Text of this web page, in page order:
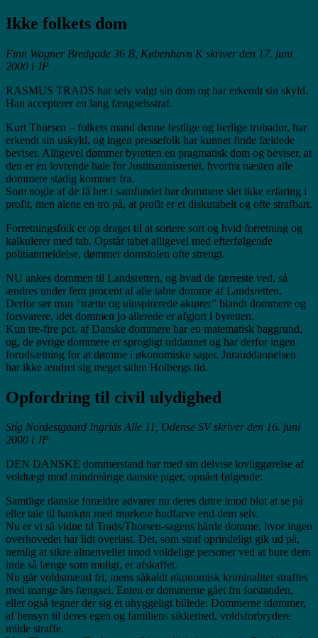
Ikke folkets dom
Finn Wagner Bredgade 36 B, København K skriver den 17. juni
2000 i JP
RASMUS TRADS har selv valgt sin dom og har erkendt sin skyld.
Han accepterer en lang fængselsstraf.
Kurt Thorsen – folkets mand denne festlige og herlige trubadur, har
erkendt sin uskyld, og ingen pressefolk har kunnet finde fældede
beviser. Alligevel dømmer byretten en pragmatisk dom og beviser, at
den er en lovrende hale for Justitsministeriet, hvorfra næsten alle
dommere stadig kommer fra.
Som nogle af de få her i samfundet har dommere slet ikke erfaring i
profit, men alene en tro på, at profit er et diskutabelt og ofte strafbart.
Forretningsfolk er op draget til at sortere sort og hvid forretning og
kalkulerer med tab. Opstår tabet alligevel med efterfølgende
politianmeldelse, dømmer domstolen ofte strengt.
NU ankes dommen til Landsretten, og hvad de færreste ved, så
ændres under fem procent af alle tabte domme af Landsretten.
Derfor ser man “trætte og uinspirerede aktører” blandt dommere og
forsvarere, idet dommen jo allerede er afgjort i byretten.
Kun tre-fire pct. af Danske dommere har en matematisk baggrund,
og, de øvrige dommere er sprogligt uddannet og har derfor ingen
forudsætning for at dømme i økonomiske sager. Jurauddannelsen
har ikke ændret sig meget siden Holbergs tid.
Opfordring til civil ulydighed
Stig Nordestgaard Ingrids Alle 11, Odense SV skriver den 16. juni
2000 i JP
DEN DANSKE dommerstand har med sin delvise lovliggørelse af
voldtægt mod mindreårige danske piger, opnået følgende:
Samtlige danske forældre advarer nu deres døtre imod blot at se på
eller tale til hankøn med mørkere hudfarve end dem selv.
Nu er vi så vidne til Trads/Thorsen-sagens hårde domme, hvor ingen
overhovedet har lidt overlast. Det, som straf oprindeligt gik ud på,
nemlig at sikre almenvellet imod voldelige personer ved at bure dem
inde så længe som muligt, er afskaffet.
Nu går voldsmænd fri, mens såkaldt økonomisk kriminalitet straffes
med mange års fængsel. Enten er dommerne gået fra forstanden,
eller også tegner der sig et uhyggeligt billede: Dommerne idømmer,
af hensyn til deres egen og familiens sikkerhed, voldsforbrydere
milde straffe.